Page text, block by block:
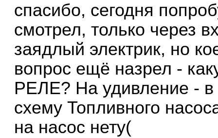
спасибо, сегодня
смотрел, только через
заядлый электрик, но
вопрос ещё назрел -
РЕЛЕ? На удивление - в
схему Топливного
на насос нету(